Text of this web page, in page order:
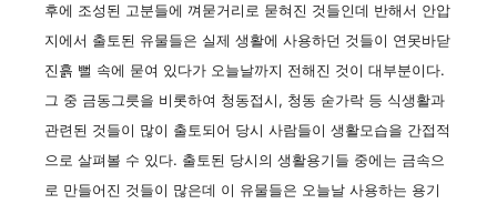
후에 조성된 고분들에 껴묻거리로 묻혀진 것들인데 반해서 안압
지에서 출토된 유물들은 실제 생활에 사용하던 것들이 연못바닫
진흙 뻘 속에 묻여 있다가 오늘날까지 전해진 것이 대부분이다.
그 중 금동그릇을 비롯하여 청동접시, 청동 숟가락 등 식생활과
관련된 것들이 많이 출토되어 당시 사람들이 생활모습을 간접적
으로 살펴볼 수 있다. 출토된 당시의 생활용기들 중에는 금속으
로 만들어진 것들이 많은데 이 유물들은 오늘날 사용하는 용기